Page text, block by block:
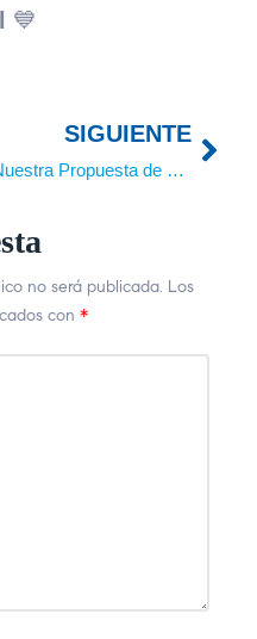
💙
SIGUIENTE
Nuestra Propuesta de Valor
no será publicada. Los
con *